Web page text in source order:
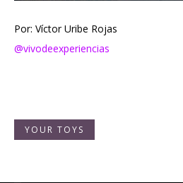
Por: Víctor Uribe Rojas
@vivodeexperiencias
YOUR TOYS